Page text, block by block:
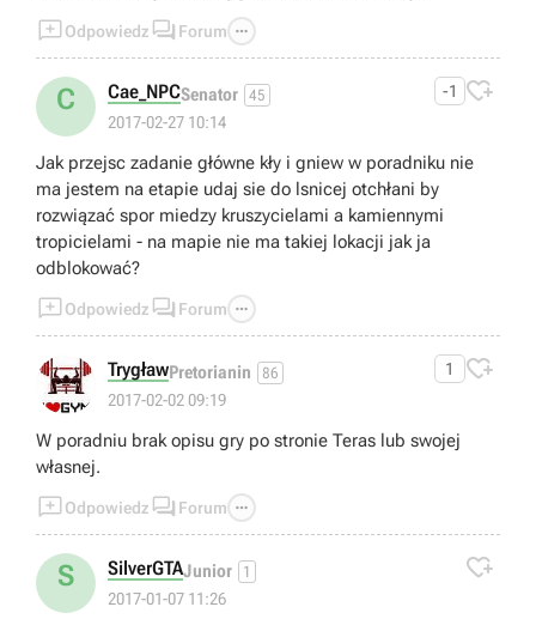
Odpowiedz  Forum 
C Cae_NPCSenator 45
2017-02-27 10:14
-1 
Jak przejsc zadanie główne kły i gniew w poradniku nie
ma jestem na etapie udaj sie do lsnicej otchłani by
rozwiązać spor miedzy kruszycielami a kamiennymi
tropicielami - na mapie nie ma takiej lokacji jak ja
odblokować?
Odpowiedz  Forum 
TrygławPretorianin 86
2017-02-02 09:19
1 
W poradniu brak opisu gry po stronie Teras lub swojej
własnej.
Odpowiedz  Forum 
S SilverGTAJunior 1
2017-01-07 11:26
